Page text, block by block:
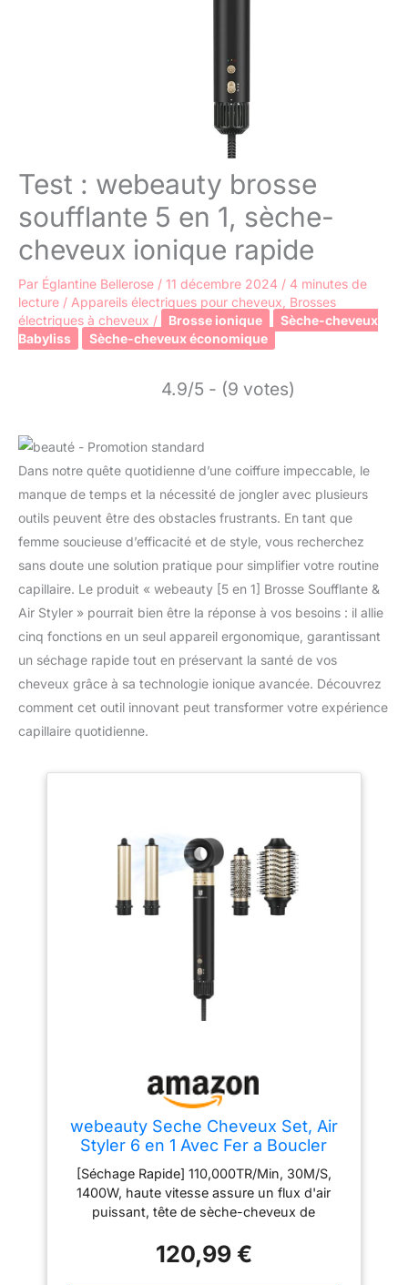
Test : webeauty brosse
soufflante 5 en 1, sèche-
cheveux ionique rapide
Par Églantine Bellerose / 11 décembre 2024 / 4 minutes de
lecture / Appareils électriques pour cheveux Brosses
électriques à cheveux / Brosse ionique
Sèche-cheveux
Babyliss
Sèche-cheveux économique
4.9/5 - (9 votes)
Dans notre quête quotidienne d’une coiffure impeccable, le
manque de temps et la nécessité de jongler avec plusieurs
outils peuvent être des obstacles frustrants. En tant que
femme soucieuse d’efficacité et de style, vous recherchez
sans doute une solution pratique pour simplifier votre routine
capillaire. Le produit « webeauty [5 en 1] Brosse Soufflante &
Air Styler » pourrait bien être la réponse à vos besoins : il allie
cinq fonctions en un seul appareil ergonomique, garantissant
un séchage rapide tout en préservant la santé de vos
cheveux grâce à sa technologie ionique avancée. Découvrez
comment cet outil innovant peut transformer votre expérience
capillaire quotidienne.
webeauty Seche Cheveux Set, Air
Styler 6 en 1 Avec Fer a Boucler
[Séchage Rapide] 110,000TR/Min, 30M/S,
1400W, haute vitesse assure un flux d'air
puissant, tête de sèche-cheveux de
distribuer la vitesse du vent et la chaleur
uniformément sur les cheveux pour réduit
120,99 €